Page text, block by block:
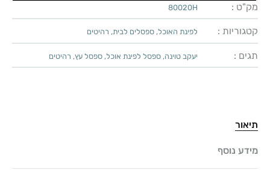
מק"ט : 80020H
קטגוריות : לפינת האוכל, ספסלים לבית, רהיטים
תגים : יעקב טוינה, ספסל לפינת אוכל, ספסל עץ, רהיטים
תיאור
מידע נוסף